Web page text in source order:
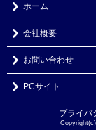
ホーム
会社概要
お問い合わせ
PCサイト
プライバ